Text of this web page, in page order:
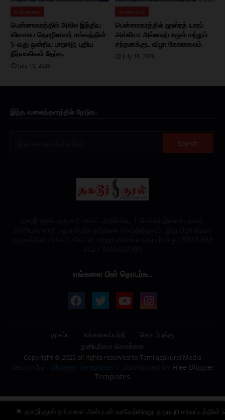
பென்னாகரம்
பென்னாகரத்தில் அகில இந்திய
விவசாய தொழிலாளர் சங்கத்தின்
5-வது ஒன்றிய மாநாடு; புதிய
நிர்வாகிகள் தேர்வு.
July 19, 2026
பென்னாகரம்
பென்னாகரத்தில் ஹஸ்ரத் யாரப்
அவ்லியா அல்லாஹ் உரூஸ் மற்றும்
சந்தனக்குட விழா கோலாகலம்.
July 18, 2026
இந்த வலைத்தளத்தில் தேடுக.
எங்களை பின் தொடர்க..
முகப்பு எங்களைப்பற்றி
தொடர்புக்கு
தனியுரிமை கொள்கை
Copyright © 2025 all rights reserved to Tamilagakural Media
Blogger Templates
Free Blogger
Templates
தங்களை அன்புடன் வரவேற்கிறது, தருமபுரி மாவட்டத்தின் நெ.1